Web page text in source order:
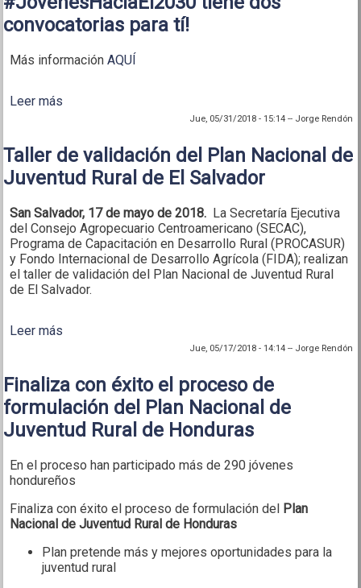
convocatorias para tí!
Más informaciónAQUÍ
Leer más
#JóvenesHaciaEl2030 tiene dos convocatorias
Jue, 05/31/2018 - 15:14-- Jorge Rendón
Taller de validación del Plan Nacional de
Juventud Rural de El Salvador
San Salvador, 17 de mayo de 2018. La Secretaría Ejecutiva
del Consejo Agropecuario Centroamericano (SECAC),
Programa de Capacitación en Desarrollo Rural (PROCASUR)
y Fondo Internacional de Desarrollo Agrícola (FIDA); realizan
el taller de validación del Plan Nacional de Juventud Rural
de El Salvador.
Leer más
Juventud Rural de El SalvadorJue, 05/17/2018 - 14:14-- Jorge Rendón
Finaliza con éxito el proceso de
formulación del Plan Nacional de
Juventud Rural de Honduras
En el proceso han participado más de 290 jóvenes
hondureños
Finaliza con éxito el proceso de formulación del
Plan
Nacional de Juventud Rural de Honduras
Plan pretende más y mejores oportunidades para la
juventud rural